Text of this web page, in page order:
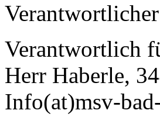
Verantwortlicher
Verantwortlich
Herr Haberle,
Info(at)msv-